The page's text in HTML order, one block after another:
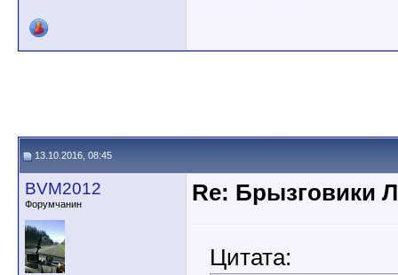
13.10.2016, 08:45
BVM2012
Форумчанин Re: Брызговики
Цитата: